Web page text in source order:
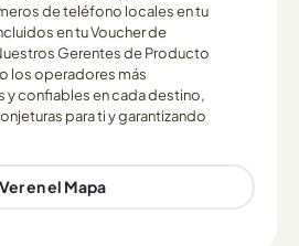
de teléfono locales en tu
en tu Voucher de
Gerentes de Producto
los operadores más
y confiables en cada destino,
para ti y garantizando
Ver en el Mapa